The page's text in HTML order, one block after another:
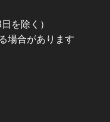
を除く）
場合があります